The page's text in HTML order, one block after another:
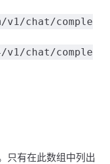
chat/comple
chat/comple
只有在此数组中列出